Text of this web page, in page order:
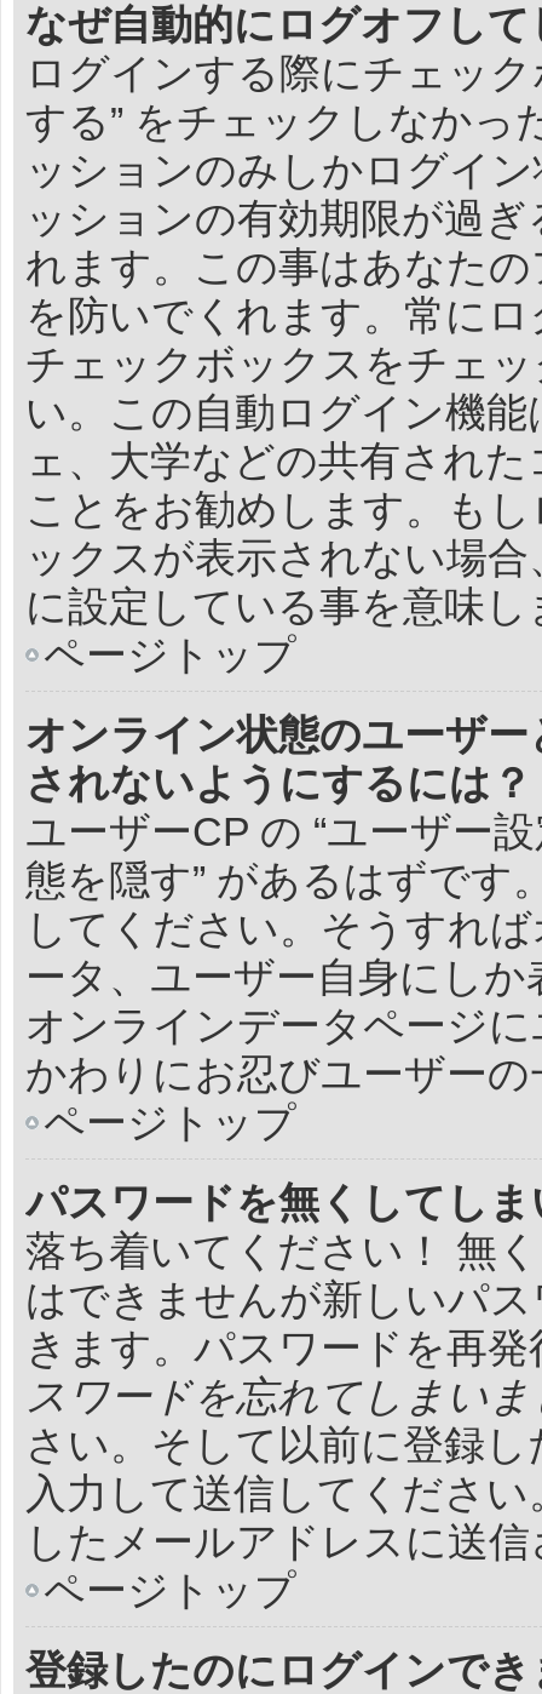
なぜ自動的にログオフし
ログインする際にチェッ
する” をチェックしなかっ
ッションのみしかログイ
ッションの有効期限が過
れます。この事はあなた
を防いでくれます。常に
チェックボックスをチェ
い。この自動ログイン機
ェ、大学などの共有され
ことをお勧めします。も
ックスが表示されない場
に設定している事を意味し
ページトップ
オンライン状態のユーザ
されないようにするには？
ユーザーCP の “ユーザー
態を隠す” があるはずです
してください。そうすれ
ータ、ユーザー自身にし
オンラインデータページ
かわりにお忍びユーザー
ページトップ
パスワードを無くしてし
落ち着いてください！ 無
はできませんが新しいパ
きます。パスワードを再
スワードを忘れてしまい
さい。そして以前に登録
入力して送信してくださ
したメールアドレスに送
ページトップ
登録したのにログインで